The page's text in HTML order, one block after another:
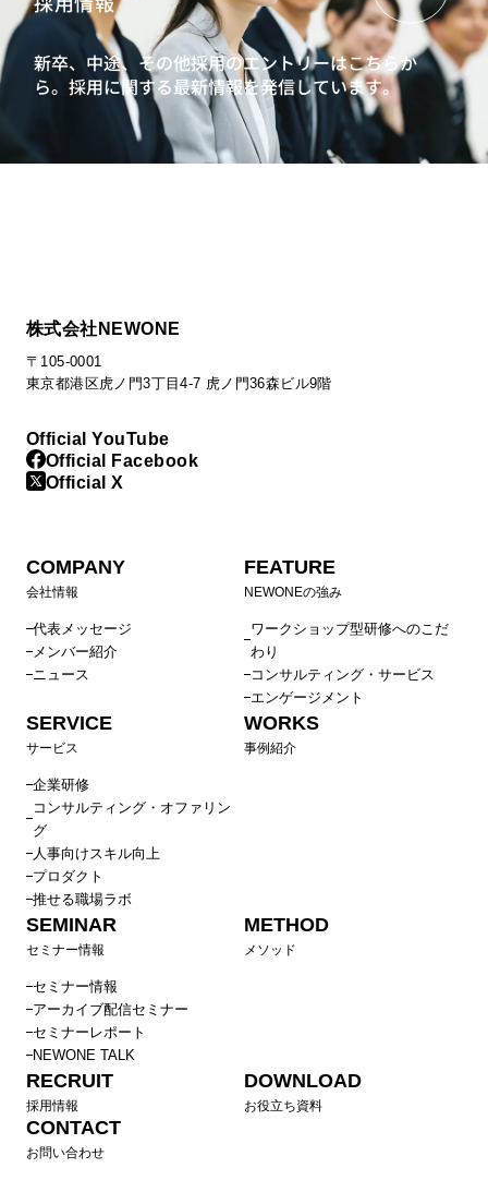
新卒、中途、その他採用のエントリーはこちらか
ら。採用に関する最新情報を発信しています。
株式会社NEWONE
〒105-0001
東京都港区虎ノ門3丁目4-7 虎ノ門36森ビル9階
Official YouTube
Official Facebook
Official X
COMPANY
会社情報
代表メッセージ
メンバー紹介
ニュース
FEATURE
NEWONEの強み
ワークショップ型研修へのこだ
わり
コンサルティング・サービス
エンゲージメント
SERVICE
サービス
企業研修
コンサルティング・オファリン
グ
人事向けスキル向上
プロダクト
推せる職場ラボ
WORKS
事例紹介
SEMINAR
セミナー情報
セミナー情報
アーカイブ配信セミナー
セミナーレポート
NEWONE TALK
METHOD
メソッド
RECRUIT
採用情報
DOWNLOAD
お役立ち資料
CONTACT
お問い合わせ